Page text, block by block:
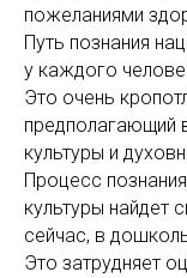
пожеланиями
Путь познания
у каждого
Это очень
предполагающий
культуры и
Процесс
культуры найдет
сейчас, в
Это затрудняет